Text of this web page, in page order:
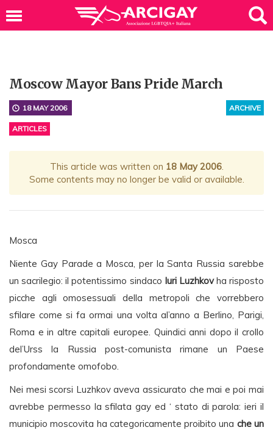
Moscow Mayor Bans Pride March
ARCHIVE
18 MAY 2006
ARTICLES
This article was written on 18 May 2006.
Some contents may no longer be valid or available.
Mosca
Niente Gay Parade a Mosca, per la Santa Russia sarebbe
un sacrilegio: il potentissimo sindaco Iuri Luzhkovha risposto
picche agli omosessuali della metropoli che vorrebbero
sfilare come si fa ormai una volta al’anno a Berlino, Parigi,
Roma e in altre capitali europee. Quindici anni dopo il crollo
del’Urss la Russia post-comunista rimane un Paese
profondamente omofobo.
Nei mesi scorsi Luzhkov aveva assicurato che mai e poi mai
avrebbe permesso la sfilata gay ed ‘ stato di parola: ieri il
municipio moscovita ha categoricamente proibito una che un